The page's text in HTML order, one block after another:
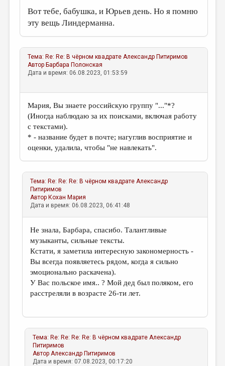
Вот тебе, бабушка, и Юрьев день. Но я помню
эту вещь Линдерманна.
Тема: Re: Re: В чёрном квадрате Александр Питиримов
Автор Барбара Полонская
Дата и время: 06.08.2023, 01:53:59
Мария, Вы знаете российскую группу "..."*?
(Иногда наблюдаю за их поисками, включая работу
с текстами).
* - название будет в почте; нагуглив восприятие и
оценки, удалила, чтобы "не навлекать".
Тема: Re: Re: Re: В чёрном квадрате Александр
Питиримов
Автор Кохан Мария
Дата и время: 06.08.2023, 06:41:48
Не знала, Барбара, спасибо. Талантливые
музыканты, сильные тексты.
Кстати, я заметила интересную закономерность -
Вы всегда появляетесь рядом, когда я сильно
эмоционально раскачена).
У Вас польское имя.. ? Мой дед был поляком, его
расстреляли в возрасте 26-ти лет.
Тема: Re: Re: Re: Re: В чёрном квадрате Александр
Питиримов
АвторАлександр Питиримов
Дата и время: 07.08.2023, 00:17:20